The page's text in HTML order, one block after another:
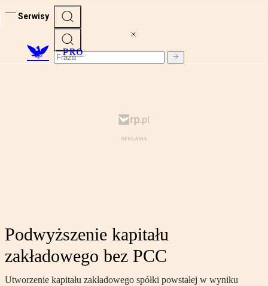
Serwisy
PRO
Podwyższenie kapitału
zakładowego bez PCC
Utworzenie kapitału zakładowego spółki powstałej w wyniku